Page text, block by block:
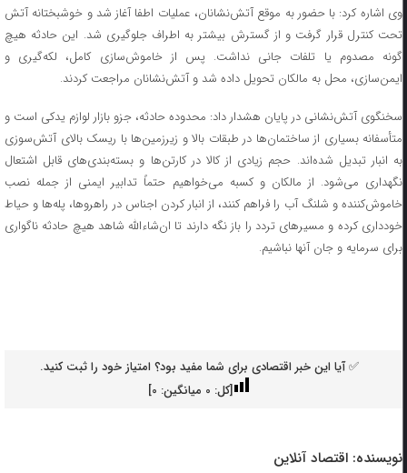
وی اشاره کرد: با حضور به موقع آتش‌نشانان، عملیات اطفا آغاز شد و خوشبختانه آتش
تحت کنترل قرار گرفت و از گسترش بیشتر به اطراف جلوگیری شد. این حادثه هیچ
گونه مصدوم یا تلفات جانی نداشت. پس از خاموش‌سازی کامل، لکه‌گیری و
ایمن‌سازی، محل به مالکان تحویل داده شد و آتش‌نشانان مراجعت کردند.
سخنگوی آتش‌نشانی در پایان هشدار داد: محدوده حادثه، جزو بازار لوازم یدکی است و
متأسفانه بسیاری از ساختمان‌ها در طبقات بالا و زیرزمین‌ها با ریسک بالای آتش‌سوزی
به انبار تبدیل شده‌اند. حجم زیادی از کالا در کارتن‌ها و بسته‌بندی‌های قابل اشتعال
نگهداری می‌شود. از مالکان و کسبه می‌خواهیم حتماً تدابیر ایمنی از جمله نصب
خاموش‌کننده و شلنگ آب را فراهم کنند، از انبار کردن اجناس در راهروها، پله‌ها و حیاط
خودداری کرده و مسیر‌های تردد را باز نگه دارند تا ان‌شاءالله شاهد هیچ حادثه ناگواری
برای سرمایه و جان آنها نباشیم.
✅ آیا این خبر اقتصادی برای شما مفید بود؟ امتیاز خود را ثبت کنید.
[کل: 0میانگین: 0
]
نویسنده: اقتصاد آنلاین